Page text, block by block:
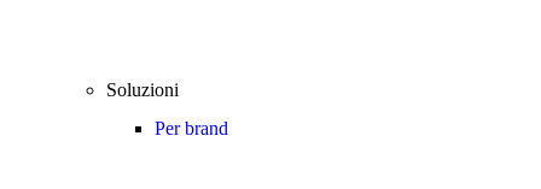
Soluzioni
Per brand